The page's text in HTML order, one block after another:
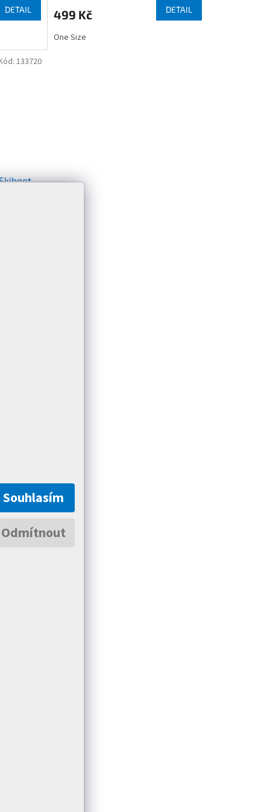
Odmítnout
Souhlasím
DETAIL 499 Kč DETAIL
One Size
133720